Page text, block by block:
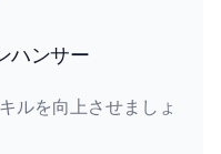
ハンサー
ルを向上させましょ